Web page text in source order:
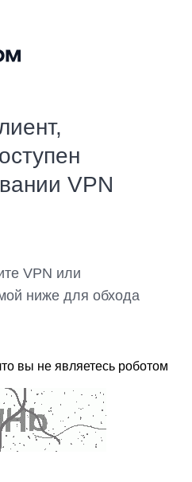
VPN
VPN или
ниже для обхода
вы не являетесь роботом